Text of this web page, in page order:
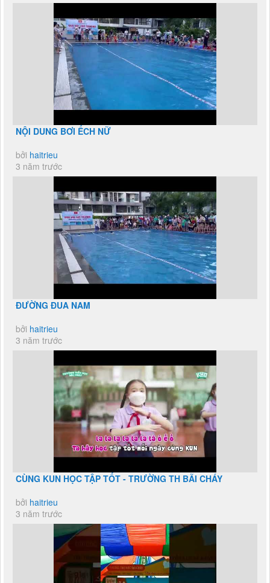
NỘI DUNG BƠI ẾCH NỮ
bởi haitrieu
3 năm trước
ĐƯỜNG ĐUA NAM
bởi haitrieu
3 năm trước
CÙNG KUN HỌC TẬP TỐT - TRƯỜNG TH BÃI CHÁY
bởi haitrieu
3 năm trước